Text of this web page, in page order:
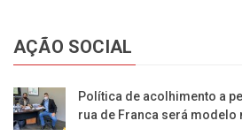
AÇÃO SOCIAL
Política de acolhimento a
rua de Franca será modelo